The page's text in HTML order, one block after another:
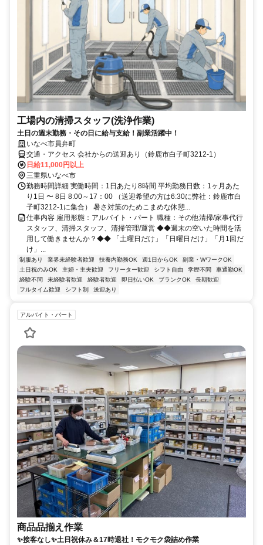
工場内の清掃スタッフ(洗浄作業)
土日の週末勤務・その日に給与支給！副業活躍中！
いなべ市員弁町
交通・アクセス 会社からの送迎あり（鈴鹿市白子町3212-1）
日給11,000円以上
三重県いなべ市
勤務時間詳細 実働時間：1日あたり8時間 平均勤務日数：1ヶ月あた
り1日 〜 8日 8:00～17：00 （送迎希望の方は6:30に弊社：鈴鹿市白
子町3212-1に集合） 暑さ対策のためこまめな休憩...
仕事内容 雇用形態：アルバイト・パート 職種：その他清掃/家事代行
スタッフ、清掃スタッフ、清掃管理/運営 ◆◆週末の空いた時間を活
用して働きませんか？◆◆ 「土曜日だけ」「日曜日だけ」「月1回だ
け」...
制服あり 業界未経験者歓迎 扶養内勤務OK 週1日からOK
副業・WワークOK
土日祝のみOK
主婦・主夫歓迎 フリーター歓迎 シフト自由 学歴不問
車通勤OK
経験不問
未経験者歓迎 経験者歓迎 即日払いOK ブランクOK
長期歓迎
フルタイム歓迎
シフト制 送迎あり
アルバイト・パート
商品品揃え作業
✨接客なし✨土日祝休み＆17時退社！モクモク袋詰め作業